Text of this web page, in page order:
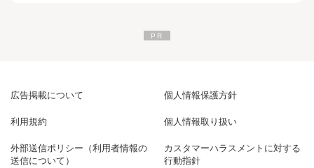
広告掲載について 個人情報保護方針
利用規約 個人情報取り扱い
外部送信ポリシー（利用者情報の
送信について）
カスタマーハラスメントに対する
行動指針